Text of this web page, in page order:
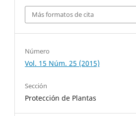
Más formatos de cita
Número
Vol. 15 Núm. 25 (2015)
Sección
Protección de Plantas